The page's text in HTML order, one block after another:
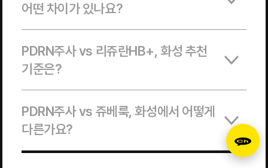
어떤 차이가 있나요?
PDRN주사 vs 리쥬란HB+, 화성 추천
기준은?
PDRN주사 vs 쥬베룩, 화성에서 어떻게
다른가요?